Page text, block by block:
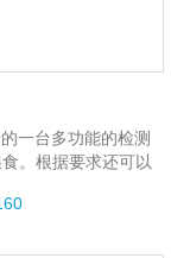
一台多功能的检测
。根据要求还可以